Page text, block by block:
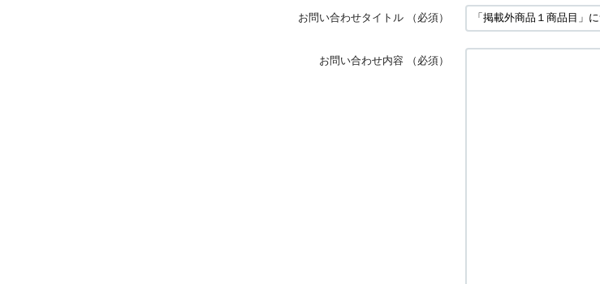
お問い合わせタイトル （必須）
お問い合わせ内容 （必須）